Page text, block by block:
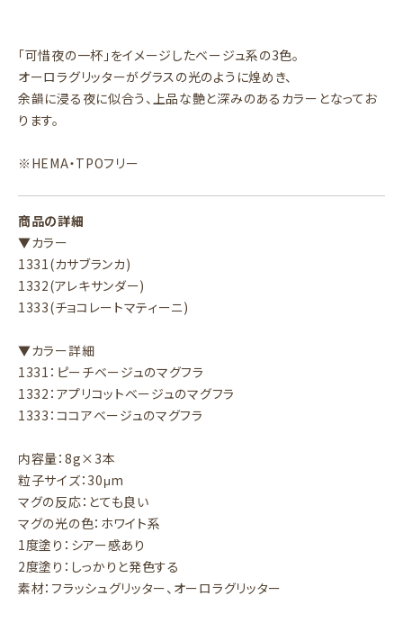
「可惜夜の一杯」をイメージしたベージュ系の3色。
オーロラグリッターがグラスの光のように煌めき、
余韻に浸る夜に似合う、上品な艶と深みのあるカラーとなってお
ります。
※HEMA・TPOフリー
商品の詳細
▼カラー
1331(カサブランカ)
1332(アレキサンダー)
1333(チョコレートマティーニ)
▼カラー詳細
1331：ピーチベージュのマグフラ
1332：アプリコットベージュのマグフラ
1333：ココアベージュのマグフラ
内容量：8g×3本
粒子サイズ：30μm
マグの反応：とても良い
マグの光の色：ホワイト系
1度塗り：シアー感あり
2度塗り：しっかりと発色する
素材：フラッシュグリッター、オーロラグリッター